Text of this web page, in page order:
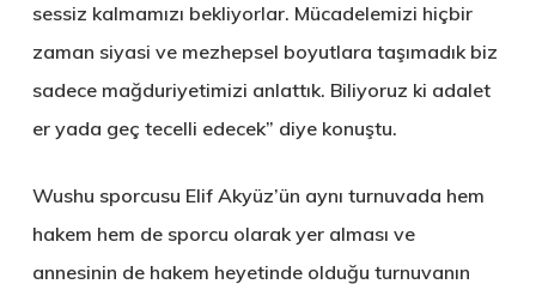
sessiz kalmamızı bekliyorlar. Mücadelemizi hiçbir
zaman siyasi ve mezhepsel boyutlara taşımadık biz
sadece mağduriyetimizi anlattık. Biliyoruz ki adalet
er yada geç tecelli edecek” diye konuştu.
Wushu sporcusu Elif Akyüz’ün aynı turnuvada hem
hakem hem de sporcu olarak yer alması ve
annesinin de hakem heyetinde olduğu turnuvanın